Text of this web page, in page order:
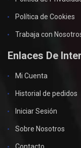
Política de Cookies
Trabaja con
Enlaces De
Mi Cuenta
Historial de pedidos
Iniciar Sesión
Sobre Nosotros